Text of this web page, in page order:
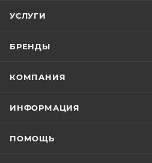
УСЛУГИ
БРЕНДЫ
КОМПАНИЯ
ИНФОРМАЦИЯ
ПОМОЩЬ